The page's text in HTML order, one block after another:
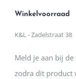
Winkelvoorraad
K&L - Zadelstraat 38
Meld je aan bij
zodra dit product